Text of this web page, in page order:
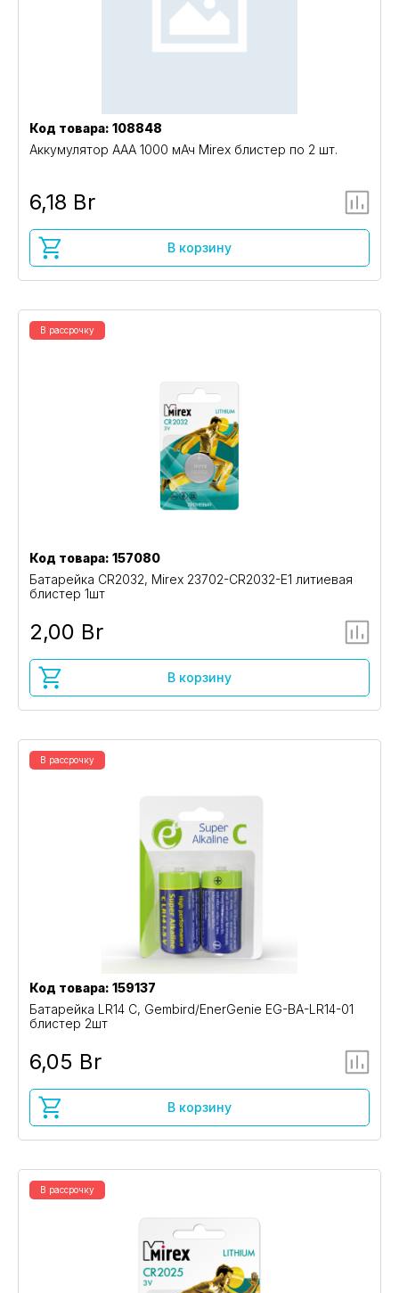
Код товара: 108848
Аккумулятор ААА 1000 мАч Mirex блистер по 2 шт.
6,18 Br
В корзину
В рассрочку
Код товара: 157080
Батарейка CR2032, Mirex 23702-CR2032-E1 литиевая
блистер 1шт
2,00 Br
В корзину
В рассрочку
Код товара: 159137
Батарейка LR14 C, Gembird/EnerGenie EG-BA-LR14-01
блистер 2шт
6,05 Br
В корзину
В рассрочку